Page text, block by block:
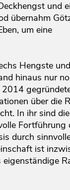
und
übernahm
um eine
Hengste
hinaus nur
2014
über die
In ihr sind
Fortführung
durch
ist